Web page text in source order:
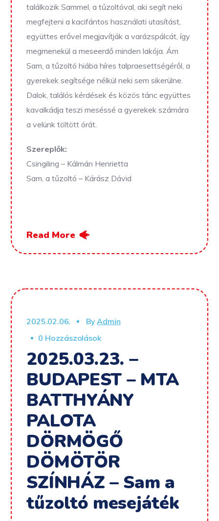
találkozik Sammel, a tűzoltóval, aki segít neki
megfejteni a kacifántos használati utasítást,
együttes erővel megjavítják a varázspálcát, így
megmenekül a meseerdő minden lakója. Ám
Sam, a tűzoltó hiába híres talpraesettségéről, a
gyerekek segítsége nélkül neki sem sikerülne.
Dalok, találós kérdések és közös tánc együttes
kavalkádja teszi meséssé a gyerekek számára
a velünk töltött órát.
Szereplők:
Csingiling – Kálmán Henrietta
Sam, a tűzoltó – Kárász Dávid
Read More
2025.02.06. ByAdmin
0 Hozzászolások
2025.03.23. –
BUDAPEST – MTA
BATTHYÁNY
PALOTA
DÖRMÖGŐ
DÖMÖTÖR
SZÍNHÁZ – Sam a
tűzoltó mesejáték